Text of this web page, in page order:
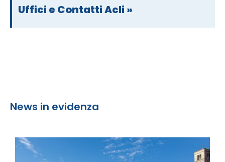
Uffici e Contatti Acli »
News in evidenza